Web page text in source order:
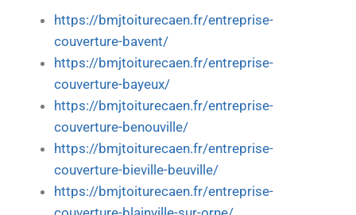
https://bmjtoiturecaen.fr/entreprise-
couverture-bavent/
https://bmjtoiturecaen.fr/entreprise-
couverture-bayeux/
https://bmjtoiturecaen.fr/entreprise-
couverture-benouville/
https://bmjtoiturecaen.fr/entreprise-
couverture-bieville-beuville/
https://bmjtoiturecaen.fr/entreprise-